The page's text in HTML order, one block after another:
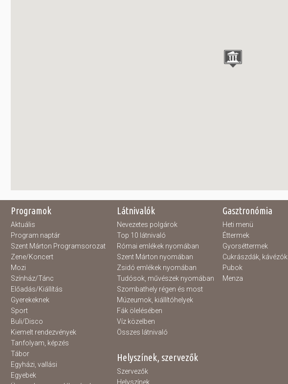
Programok
Aktuális
Program naptár
Szent Márton Programsorozat
Zene/Koncert
Mozi
Színház/Tánc
Előadás/Kiállítás
Gyerekeknek
Sport
Buli/Disco
Kiemelt rendezvények
Tanfolyam, képzés
Tábor
Egyházi, vallási
Egyebek
Látnivalók
Nevezetes polgárok
Top 10 látnivaló
Római emlékek nyomában
Szent Márton nyomában
Zsidó emlékek nyomában
Tudósok, művészek nyomában
Szombathely régen és most
Múzeumok, kiállítóhelyek
Fák ölelésében
Víz közelben
Összes látnivaló
Gasztronómia
Heti menü
Éttermek
Gyorséttermek
Cukrászdák, kávézók
Pubok
Menza
Helyszínek, szervezők
Szervezők
Helyszínek